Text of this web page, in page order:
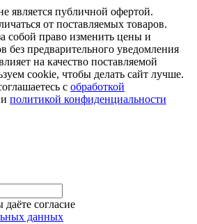
является публичной офертой.
от поставляемых товаров.
собой право изменить цены и
без предварительного уведомления
на качество поставляемой
cookie, чтобы делать сайт лучше.
с обработкой
и политикой конфиденциальности
согласие
данных